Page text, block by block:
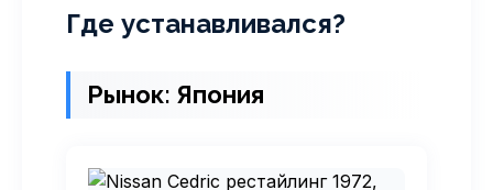
Где устанавливался?
Рынок: Япония